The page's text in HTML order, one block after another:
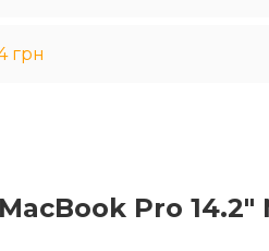
грн
Pro 14.2"